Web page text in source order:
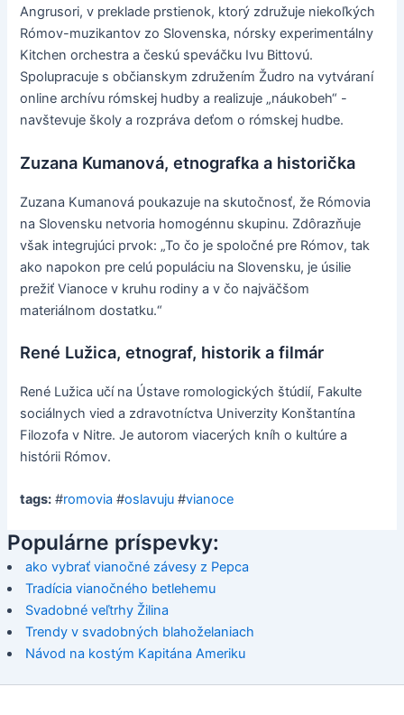
Angrusori, v preklade prstienok, ktorý združuje niekoľkých
Rómov-muzikantov zo Slovenska, nórsky experimentálny
Kitchen orchestra a českú speváčku Ivu Bittovú.
Spolupracuje s občianskym združením Žudro na vytváraní
online archívu rómskej hudby a realizuje „náukobeh“ -
navštevuje školy a rozpráva deťom o rómskej hudbe.
Zuzana Kumanová, etnografka a historička
Zuzana Kumanová poukazuje na skutočnosť, že Rómovia
na Slovensku netvoria homogénnu skupinu. Zdôrazňuje
však integrujúci prvok: „To čo je spoločné pre Rómov, tak
ako napokon pre celú populáciu na Slovensku, je úsilie
prežiť Vianoce v kruhu rodiny a v čo najväčšom
materiálnom dostatku.“
René Lužica, etnograf, historik a filmár
René Lužica učí na Ústave romologických štúdií, Fakulte
sociálnych vied a zdravotníctva Univerzity Konštantína
Filozofa v Nitre. Je autorom viacerých kníh o kultúre a
histórii Rómov.
tags: #romovia #oslavuju #vianoce
Populárne príspevky:
ako vybrať vianočné závesy z Pepca
Tradícia vianočného betlehemu
Svadobné veľtrhy Žilina
Trendy v svadobných blahoželaniach
Návod na kostým Kapitána Ameriku